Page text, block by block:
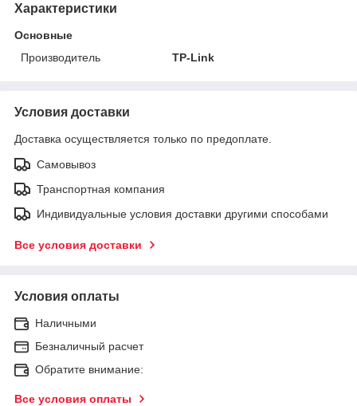
Характеристики
Основные
Производитель
TP-Link
Условия доставки
Доставка осуществляется только по предоплате.
Самовывоз
Транспортная компания
Индивидуальные условия доставки другими способами
Все условия доставки
Условия оплаты
Наличными
Безналичный расчет
Обратите внимание:
Все условия оплаты